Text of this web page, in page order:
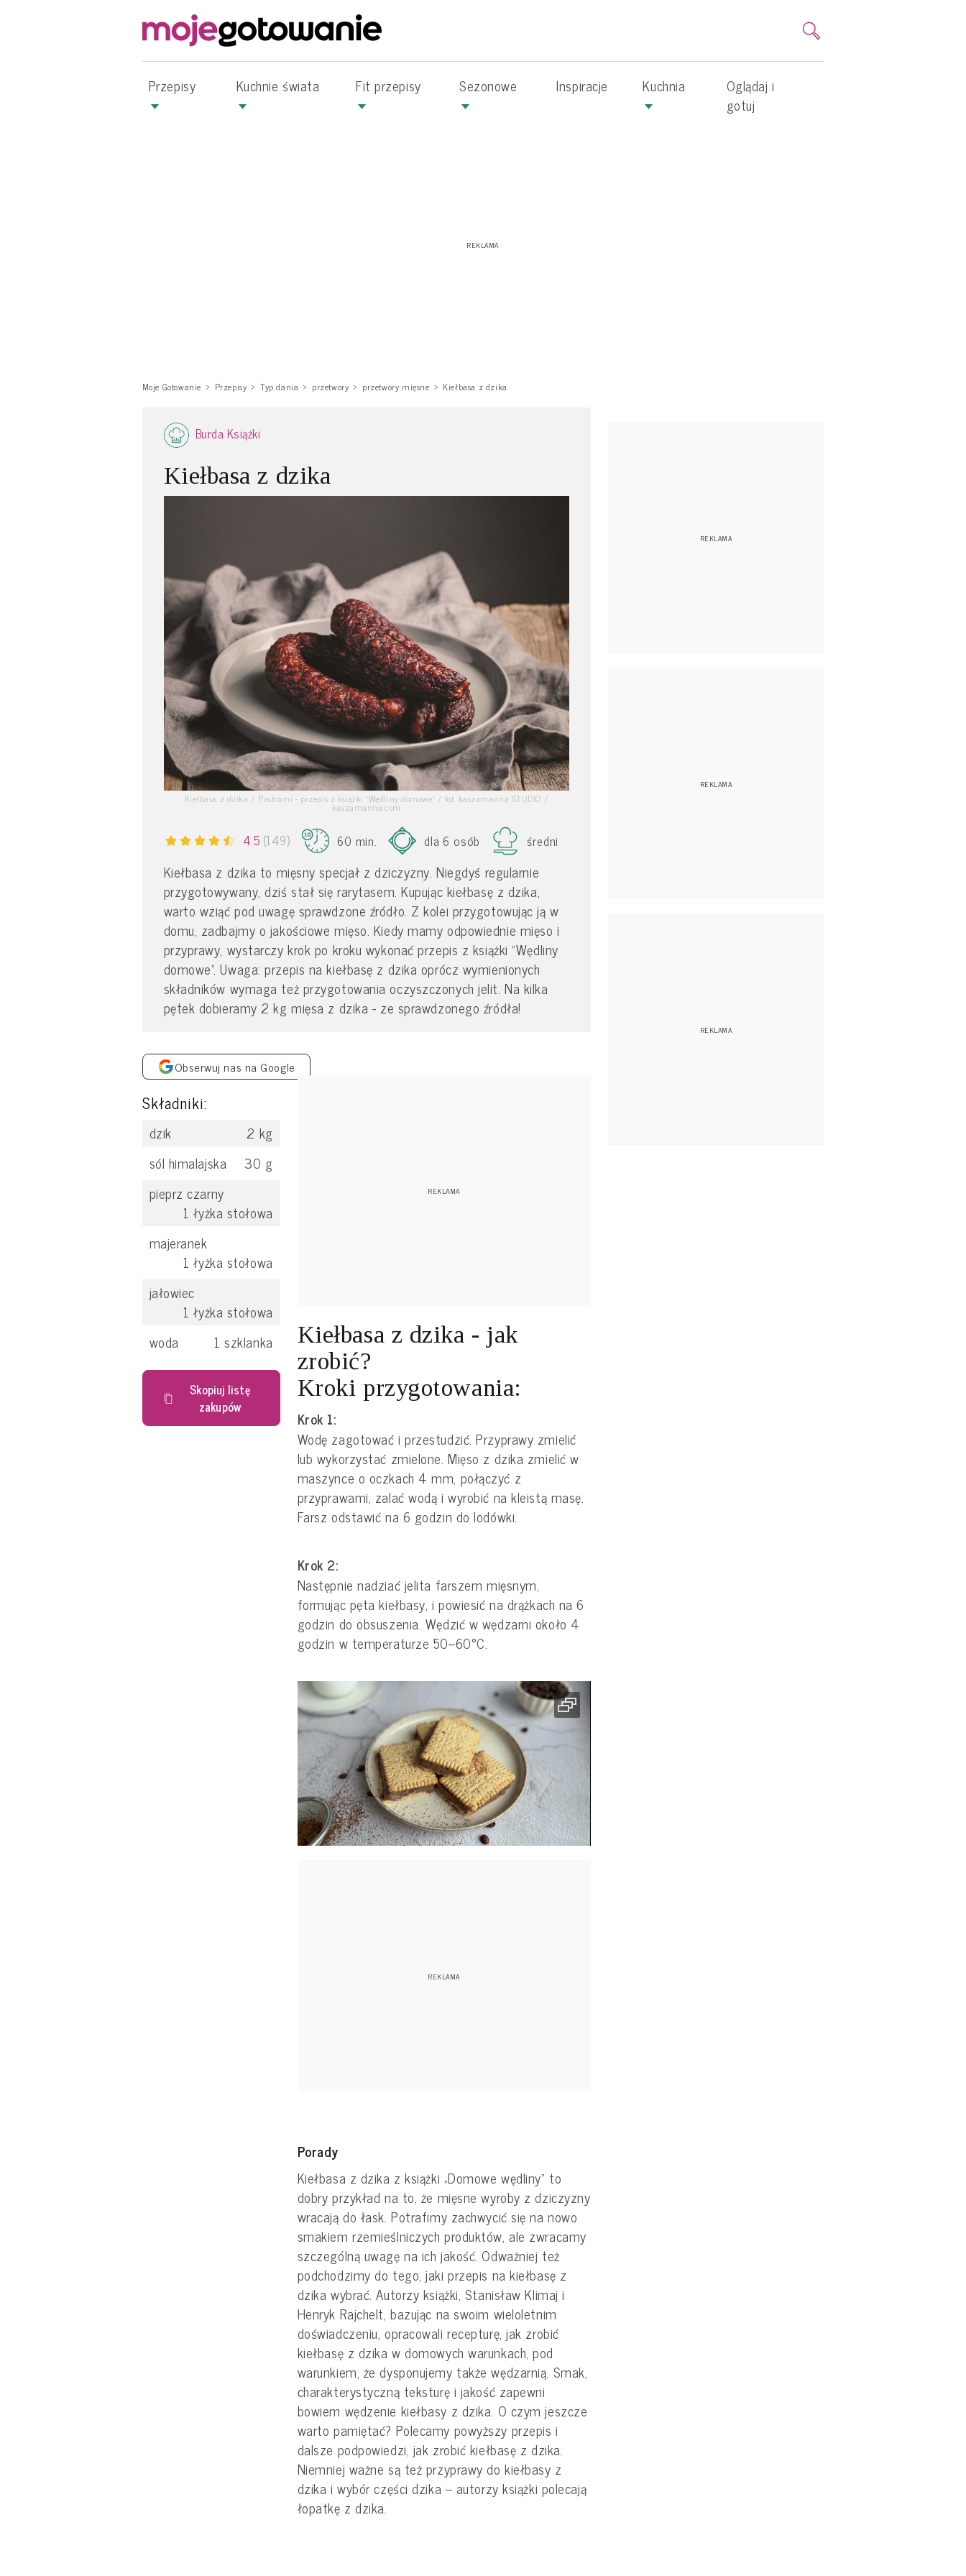
Przepisy Kuchnie świata Fit przepisy Sezonowe Inspiracje Kuchnia
Oglądaj i
gotuj
Moje Gotowanie Przepisy Typ dania przetwory przetwory mięsne Kiełbasa z dzika
Burda Książki
Kiełbasa z dzika
Kiełbasa z dzika / Pastrami - przepis z książki "Wędliny domowe" / fot. kaszamanna STUDIO /
kaszamanna.com
4.5 (149) 60 min. dla 6 osób średni
Kiełbasa z dzika to mięsny specjał z dziczyzny. Niegdyś regularnie
przygotowywany, dziś stał się rarytasem. Kupując kiełbasę z dzika,
warto wziąć pod uwagę sprawdzone źródło. Z kolei przygotowując ją w
domu, zadbajmy o jakościowe mięso. Kiedy mamy odpowiednie mięso i
przyprawy, wystarczy krok po kroku wykonać przepis z książki "Wędliny
domowe". Uwaga: przepis na kiełbasę z dzika oprócz wymienionych
składników wymaga też przygotowania oczyszczonych jelit. Na kilka
pętek dobieramy 2 kg mięsa z dzika - ze sprawdzonego źródła!
Obserwuj nas na Google
Składniki:
dzik 2 kg
sól himalajska
30 g
pieprz czarny
1 łyżka stołowa
majeranek
1 łyżka stołowa
jałowiec
1 łyżka stołowa
woda
1 szklanka
Skopiuj listę
zakupów
Kiełbasa z dzika - jak
zrobić?
Kroki przygotowania:
Krok 1:
Wodę zagotować i przestudzić. Przyprawy zmielić
lub wykorzystać zmielone. Mięso z dzika zmielić w
maszynce o oczkach 4 mm, połączyć z
przyprawami, zalać wodą i wyrobić na kleistą masę.
Farsz odstawić na 6 godzin do lodówki.
Krok 2:
Następnie nadziać jelita farszem mięsnym,
formując pęta kiełbasy, i powiesić na drążkach na 6
godzin do obsuszenia. Wędzić w wędzarni około 4
godzin w temperaturze 50–60°C.
Porady
Kiełbasa z dzika z książki „Domowe wędliny” to
dobry przykład na to, że mięsne wyroby z dziczyzny
wracają do łask. Potrafimy zachwycić się na nowo
smakiem rzemieślniczych produktów, ale zwracamy
szczególną uwagę na ich jakość. Odważniej też
podchodzimy do tego, jaki przepis na kiełbasę z
dzika wybrać. Autorzy książki, Stanisław Klimaj i
Henryk Rajchelt, bazując na swoim wieloletnim
doświadczeniu, opracowali recepturę, jak zrobić
kiełbasę z dzika w domowych warunkach, pod
warunkiem, że dysponujemy także wędzarnią. Smak,
charakterystyczną teksturę i jakość zapewni
bowiem wędzenie kiełbasy z dzika. O czym jeszcze
warto pamiętać? Polecamy powyższy przepis i
dalsze podpowiedzi, jak zrobić kiełbasę z dzika.
Niemniej ważne są też przyprawy do kiełbasy z
dzika i wybór części dzika – autorzy książki polecają
łopatkę z dzika.